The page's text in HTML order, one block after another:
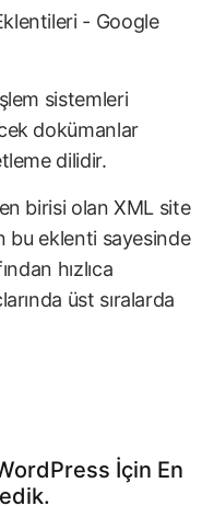
sistemleri
dokümanlar
dilidir.
birisi olan XML site
bu eklenti sayesinde
hızlıca
üst sıralarda
İçin En